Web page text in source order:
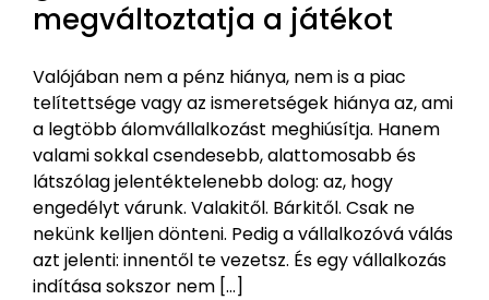
megváltoztatja a játékot
Valójában nem a pénz hiánya, nem is a piac
telítettsége vagy az ismeretségek hiánya az, ami
a legtöbb álomvállalkozást meghiúsítja. Hanem
valami sokkal csendesebb, alattomosabb és
látszólag jelentéktelenebb dolog: az, hogy
engedélyt várunk. Valakitől. Bárkitől. Csak ne
nekünk kelljen dönteni. Pedig a vállalkozóvá válás
azt jelenti: innentől te vezetsz. És egy vállalkozás
indítása sokszor nem […]